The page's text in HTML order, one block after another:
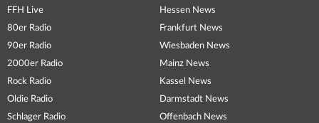
FFH Live
80er Radio
90er Radio
2000er Radio
Rock Radio
Oldie Radio
Schlager Radio
Hessen News
Frankfurt News
Wiesbaden News
Mainz News
Kassel News
Darmstadt News
Offenbach News